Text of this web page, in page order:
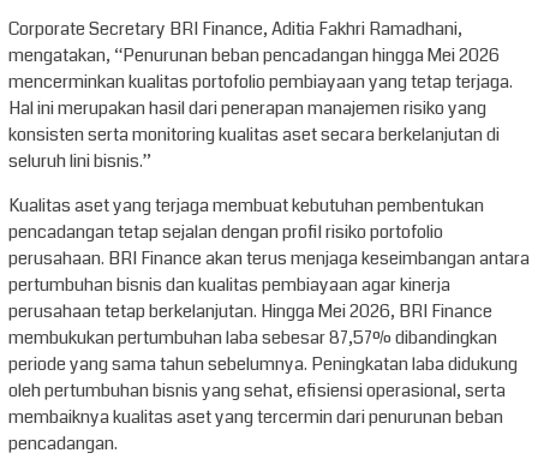
Corporate Secretary BRI Finance, Aditia Fakhri Ramadhani,
mengatakan, “Penurunan beban pencadangan hingga Mei 2026
mencerminkan kualitas portofolio pembiayaan yang tetap terjaga.
Hal ini merupakan hasil dari penerapan manajemen risiko yang
konsisten serta monitoring kualitas aset secara berkelanjutan di
seluruh lini bisnis.”
Kualitas aset yang terjaga membuat kebutuhan pembentukan
pencadangan tetap sejalan dengan profil risiko portofolio
perusahaan. BRI Finance akan terus menjaga keseimbangan antara
pertumbuhan bisnis dan kualitas pembiayaan agar kinerja
perusahaan tetap berkelanjutan. Hingga Mei 2026, BRI Finance
membukukan pertumbuhan laba sebesar 87,57% dibandingkan
periode yang sama tahun sebelumnya. Peningkatan laba didukung
oleh pertumbuhan bisnis yang sehat, efisiensi operasional, serta
membaiknya kualitas aset yang tercermin dari penurunan beban
pencadangan.